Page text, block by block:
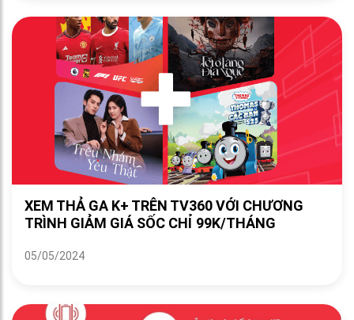
XEM THẢ GA K+ TRÊN TV360 VỚI CHƯƠNG
TRÌNH GIẢM GIÁ SỐC CHỈ 99K/THÁNG
05/05/2024